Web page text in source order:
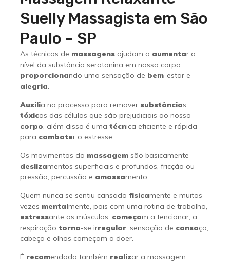
Suelly Massagista em São
Paulo – SP
As técnicas de massagensajudam a aumentar o
nível da substância serotonina em nosso corpo
proporcionando uma sensação de bem-estar e
alegria.
Auxilia no processo para remover substâncias
tóxicas das células que são prejudiciais ao nosso
corpo, além disso é uma técnica eficiente e rápida
para combater o estresse.
Os movimentos da massagemsão basicamente
deslizamentos superficiais e profundos, fricção ou
pressão, percussão e amassamento.
Quem nunca se sentiu cansado fisicamente e muitas
vezes mentalmente, pois com uma rotina de trabalho,
estressante os músculos, começam a tencionar, a
respiração torna-se irregular, sensação de cansaço,
cabeça e olhos começam a doer.
É recomendado também realizar a massagem